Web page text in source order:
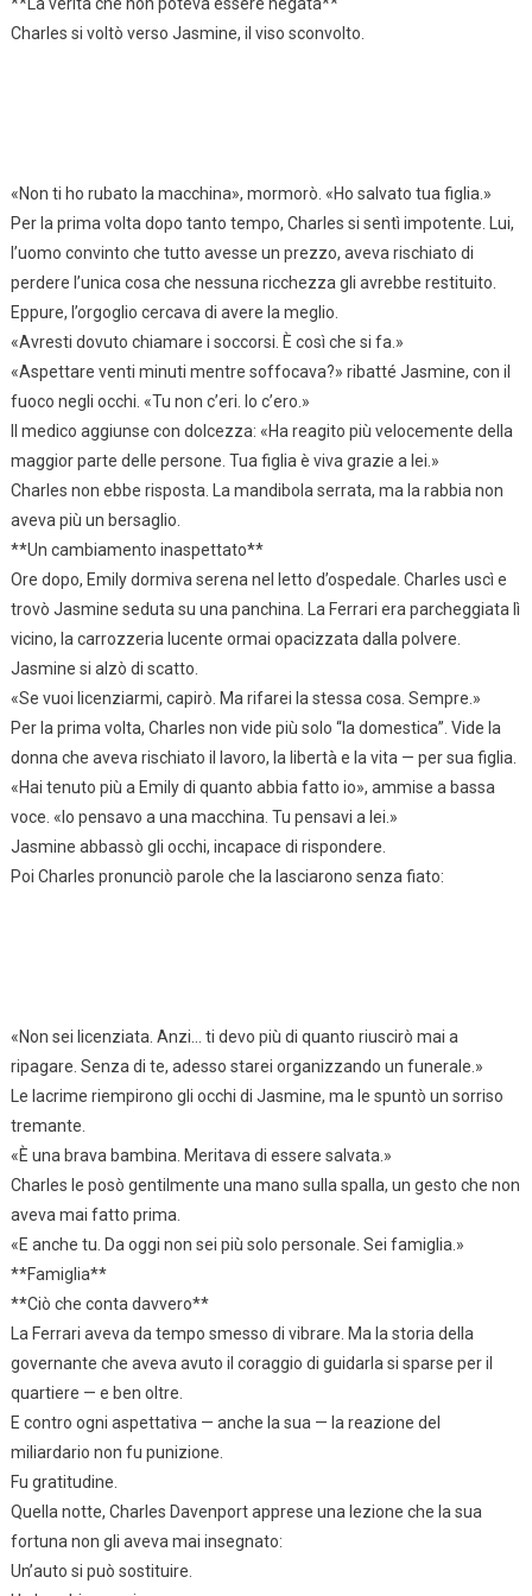
Charles si voltò verso Jasmine, il viso sconvolto.
«Non ti ho rubato la macchina», mormorò. «Ho salvato tua figlia.»
Per la prima volta dopo tanto tempo, Charles si sentì impotente. Lui,
l’uomo convinto che tutto avesse un prezzo, aveva rischiato di
perdere l’unica cosa che nessuna ricchezza gli avrebbe restituito.
Eppure, l’orgoglio cercava di avere la meglio.
«Avresti dovuto chiamare i soccorsi. È così che si fa.»
«Aspettare venti minuti mentre soffocava?» ribatté Jasmine, con il
fuoco negli occhi. «Tu non c’eri. Io c’ero.»
Il medico aggiunse con dolcezza: «Ha reagito più velocemente della
maggior parte delle persone. Tua figlia è viva grazie a lei.»
Charles non ebbe risposta. La mandibola serrata, ma la rabbia non
aveva più un bersaglio.
**Un cambiamento inaspettato**
Ore dopo, Emily dormiva serena nel letto d’ospedale. Charles uscì e
trovò Jasmine seduta su una panchina. La Ferrari era parcheggiata lì
vicino, la carrozzeria lucente ormai opacizzata dalla polvere.
Jasmine si alzò di scatto.
«Se vuoi licenziarmi, capirò. Ma rifarei la stessa cosa. Sempre.»
Per la prima volta, Charles non vide più solo “la domestica”. Vide la
donna che aveva rischiato il lavoro, la libertà e la vita — per sua figlia.
«Hai tenuto più a Emily di quanto abbia fatto io», ammise a bassa
voce. «Io pensavo a una macchina. Tu pensavi a lei.»
Jasmine abbassò gli occhi, incapace di rispondere.
Poi Charles pronunciò parole che la lasciarono senza fiato:
«Non sei licenziata. Anzi… ti devo più di quanto riuscirò mai a
ripagare. Senza di te, adesso starei organizzando un funerale.»
Le lacrime riempirono gli occhi di Jasmine, ma le spuntò un sorriso
tremante.
«È una brava bambina. Meritava di essere salvata.»
Charles le posò gentilmente una mano sulla spalla, un gesto che non
aveva mai fatto prima.
«E anche tu. Da oggi non sei più solo personale. Sei famiglia.»
**Famiglia**
**Ciò che conta davvero**
La Ferrari aveva da tempo smesso di vibrare. Ma la storia della
governante che aveva avuto il coraggio di guidarla si sparse per il
quartiere — e ben oltre.
E contro ogni aspettativa — anche la sua — la reazione del
miliardario non fu punizione.
Fu gratitudine.
Quella notte, Charles Davenport apprese una lezione che la sua
fortuna non gli aveva mai insegnato:
Un’auto si può sostituire.